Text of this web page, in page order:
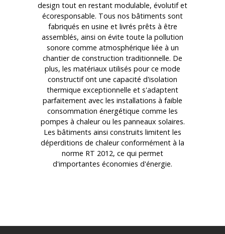
design tout en restant modulable, évolutif et
écoresponsable. Tous nos bâtiments sont
fabriqués en usine et livrés prêts à être
assemblés, ainsi on évite toute la pollution
sonore comme atmosphérique liée à un
chantier de construction traditionnelle. De
plus, les matériaux utilisés pour ce mode
constructif ont une capacité d'isolation
thermique exceptionnelle et s'adaptent
parfaitement avec les installations à faible
consommation énergétique comme les
pompes à chaleur ou les panneaux solaires.
Les bâtiments ainsi construits limitent les
déperditions de chaleur conformément à la
norme RT 2012, ce qui permet
d'importantes économies d'énergie.